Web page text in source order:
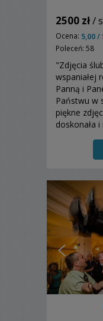
2500 zł/
Ocena: 5,00 /
Poleceń: 58
"Zdjęcia
wspaniałej
Panną i
Państwu w
piękne
doskonała
wesela.